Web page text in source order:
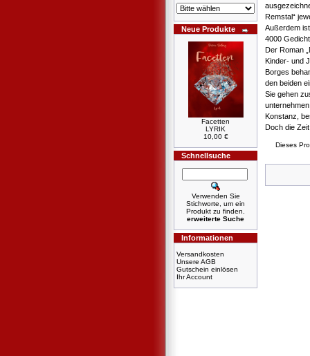
Neue Produkte
Facetten
LYRIK
10,00 €
Schnellsuche
Verwenden Sie
Stichworte, um ein
Produkt zu finden.
erweiterte Suche
Informationen
Versandkosten
Unsere AGB
Gutschein einlösen
Ihr Account
Remstal“
Außerdem
4000
Der Roman
Kinder- und
Borges
den beiden
Sie gehen
Konstanz,
Doch die
Dieses